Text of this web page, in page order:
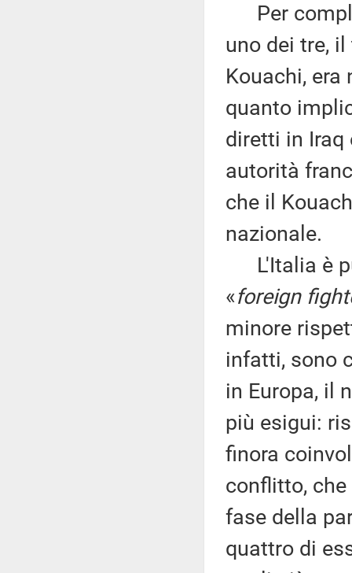
Per
uno dei tre,
Kouachi,
quanto
diretti in Iraq
autorità
che il
nazionale.
L'Italia è
«foreign
minore
infatti, sono
in Europa, il
più esigui:
finora
conflitto,
fase della
quattro di